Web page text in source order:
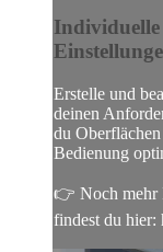
Erstelle und
deinen
du
Bedienung
👉 Noch mehr
findest du hier: